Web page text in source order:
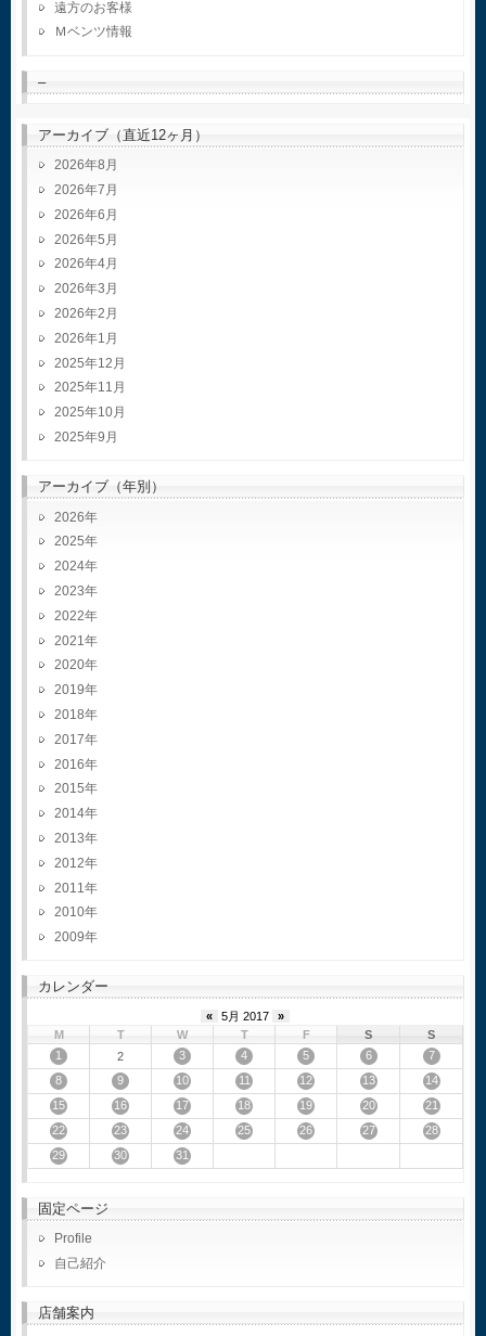
遠方のお客様
Ｍベンツ情報
–
アーカイブ（直近12ヶ月）
2026年8月
2026年7月
2026年6月
2026年5月
2026年4月
2026年3月
2026年2月
2026年1月
2025年12月
2025年11月
2025年10月
2025年9月
アーカイブ（年別）
2026
2025
2024
2023
2022
2021
2020
2019
2018
2017
2016
2015
2014
2013
2012
2011
2010
2009
カレンダー
« 5月 2017
»
M
T W T F S
S
1
2 3 4 5 6
7
8
9 10 11 12 13
14
15
16 17 18 19 20
21
22
23 24 25 26 27
28
29
30 31
固定ページ
Profile
自己紹介
店舗案内